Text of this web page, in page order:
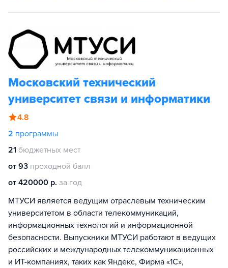
Московский технический
университет связи и информатики
4.8
2 программы
21 бюджетных мест
от 93 проходной балл
от 420000 р. за год
МТУСИ является ведущим отраслевым техническим
университетом в области телекоммуникаций,
информационных технологий и информационной
безопасности. Выпускники МТУСИ работают в ведущих
российских и международных телекоммуникационных
и ИТ-компаниях, таких как Яндекс, Фирма «1С»,